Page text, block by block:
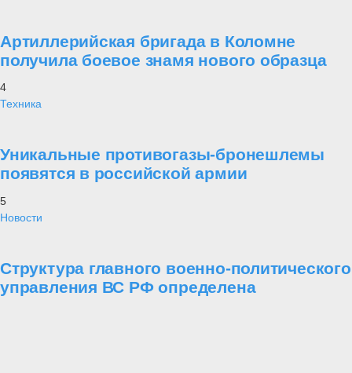
Артиллерийская бригада в Коломне
получила боевое знамя нового образца
4
Техника
Уникальные противогазы-бронешлемы
появятся в российской армии
5
Новости
Структура главного военно-политического
управления ВС РФ определена